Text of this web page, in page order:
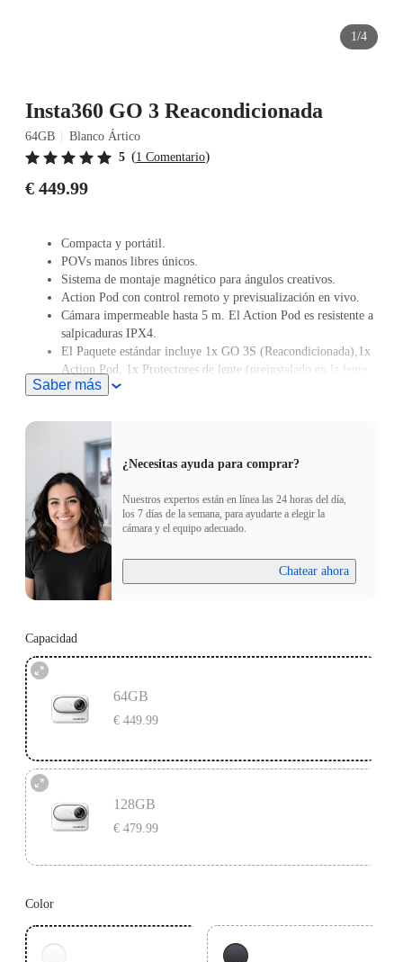
1/4
Insta360 GO 3 Reacondicionada
64GB
Blanco Ártico
5 (1 Comentario)
€ 449.99
Compacta y portátil.
POVs manos libres únicos.
Sistema de montaje magnético para ángulos creativos.
Action Pod con control remoto y previsualización en vivo.
Cámara impermeable hasta 5 m. El Action Pod es resistente a
salpicaduras IPX4.
El Paquete estándar incluye 1x GO 3S (Reacondicionada),1x
Action Pod, 1x Protectores de lente (preinstalado en la lente
por defecto), 1x Colgante magnético, 1x Soporte pivotante y
Nota: Si tienes un marcapasos, no lleves tu GO 3S en el
pecho ni utilices el Colgante magnético debido a su
magnetismo.
Saber más
¿Necesitas ayuda para comprar?
Nuestros expertos están en línea las 24 horas del día,
los 7 días de la semana, para ayudarte a elegir la
cámara y el equipo adecuado.
Chatear ahora
Capacidad
64GB
€ 449.99
128GB
€ 479.99
Color